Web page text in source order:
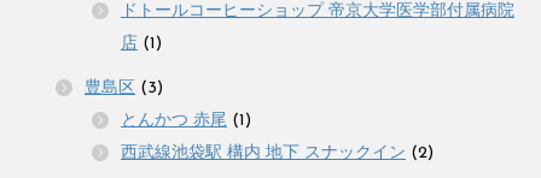
ドトールコーヒーショップ 帝京大学医学部付属病院
店 (1)
豊島区 (3)
とんかつ 赤尾 (1)
西武線池袋駅 構内 地下 スナックイン (2)